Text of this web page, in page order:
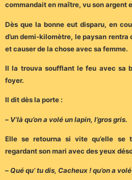
commandait en maître, vu son argent
Dès que la bonne eut disparu, en
d’un demi-kilomètre, le paysan
et causer de la chose avec sa femme.
Il la trouva soufflant le feu avec sa
foyer.
Il dit dès la porte :
– V’là qu’on a volé un lapin, l’gros gris.
Elle se retourna si vite qu’elle se
regardant son mari avec des yeux
–Qué qu’ tu dis, Cacheux ! qu’on a